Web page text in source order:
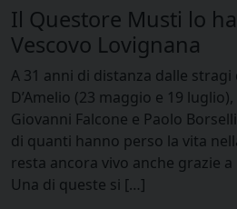
Il Questore Musti lo
Vescovo Lovignana
A 31 anni di distanza dalle stragi
D’Amelio (23 maggio e 19
Giovanni Falcone e Paolo
di quanti hanno perso la vita
resta ancora vivo anche grazie
Una di queste si […]